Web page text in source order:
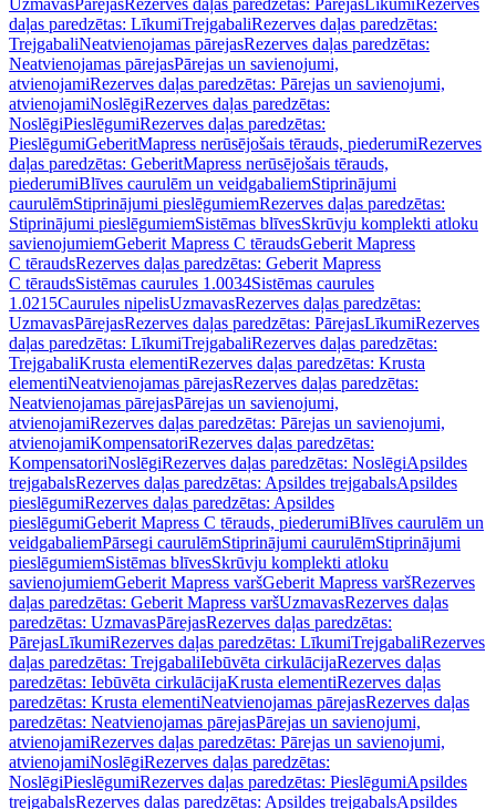
UzmavasPārejasRezerves daļas paredzētas: PārejasLīkumiRezerves
daļas paredzētas: LīkumiTrejgabaliRezerves daļas paredzētas:
TrejgabaliNeatvienojamas pārejasRezerves daļas paredzētas:
Neatvienojamas pārejasPārejas un savienojumi,
atvienojamiRezerves daļas paredzētas: Pārejas un savienojumi,
atvienojamiNoslēgiRezerves daļas paredzētas:
NoslēgiPieslēgumiRezerves daļas paredzētas:
PieslēgumiGeberitMapress nerūsējošais tērauds, piederumiRezerves
daļas paredzētas: GeberitMapress nerūsējošais tērauds,
piederumiBlīves caurulēm un veidgabaliemStiprinājumi
caurulēmStiprinājumi pieslēgumiemRezerves daļas paredzētas:
Stiprinājumi pieslēgumiemSistēmas blīvesSkrūvju komplekti atloku
savienojumiemGeberit Mapress C tēraudsGeberit Mapress
C tēraudsRezerves daļas paredzētas: Geberit Mapress
C tēraudsSistēmas caurules 1.0034Sistēmas caurules
1.0215Caurules nipelisUzmavasRezerves daļas paredzētas:
UzmavasPārejasRezerves daļas paredzētas: PārejasLīkumiRezerves
daļas paredzētas: LīkumiTrejgabaliRezerves daļas paredzētas:
TrejgabaliKrusta elementiRezerves daļas paredzētas: Krusta
elementiNeatvienojamas pārejasRezerves daļas paredzētas:
Neatvienojamas pārejasPārejas un savienojumi,
atvienojamiRezerves daļas paredzētas: Pārejas un savienojumi,
atvienojamiKompensatoriRezerves daļas paredzētas:
KompensatoriNoslēgiRezerves daļas paredzētas: NoslēgiApsildes
trejgabalsRezerves daļas paredzētas: Apsildes trejgabalsApsildes
pieslēgumiRezerves daļas paredzētas: Apsildes
pieslēgumiGeberit Mapress C tērauds, piederumiBlīves caurulēm un
veidgabaliemPārsegi caurulēmStiprinājumi caurulēmStiprinājumi
pieslēgumiemSistēmas blīvesSkrūvju komplekti atloku
savienojumiemGeberit Mapress varšGeberit Mapress varšRezerves
daļas paredzētas: Geberit Mapress varšUzmavasRezerves daļas
paredzētas: UzmavasPārejasRezerves daļas paredzētas:
PārejasLīkumiRezerves daļas paredzētas: LīkumiTrejgabaliRezerves
daļas paredzētas: TrejgabaliIebūvēta cirkulācijaRezerves daļas
paredzētas: Iebūvēta cirkulācijaKrusta elementiRezerves daļas
paredzētas: Krusta elementiNeatvienojamas pārejasRezerves daļas
paredzētas: Neatvienojamas pārejasPārejas un savienojumi,
atvienojamiRezerves daļas paredzētas: Pārejas un savienojumi,
atvienojamiNoslēgiRezerves daļas paredzētas:
NoslēgiPieslēgumiRezerves daļas paredzētas: PieslēgumiApsildes
trejgabalsRezerves daļas paredzētas: Apsildes trejgabalsApsildes